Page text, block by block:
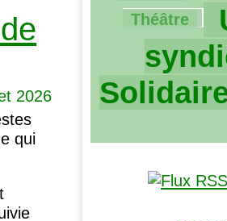
2026
qui
Théâtre
1969/1969
138/1969